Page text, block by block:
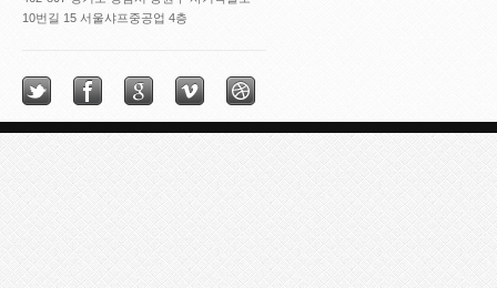
10번길 15 서울샤프중공업 4층